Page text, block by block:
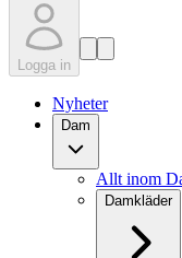
Logga in
Nyheter
Dam
Allt inom
Damkläder